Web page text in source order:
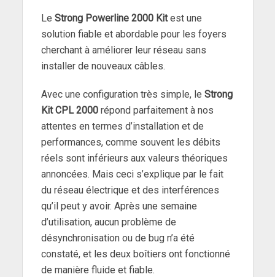
Le Strong Powerline 2000 Kitest une
solution fiable et abordable pour les foyers
cherchant à améliorer leur réseau sans
installer de nouveaux câbles.
Avec une configuration très simple, le Strong
Kit CPL 2000répond parfaitement à nos
attentes en termes d’installation et de
performances, comme souvent les débits
réels sont inférieurs aux valeurs théoriques
annoncées. Mais ceci s’explique par le fait
du réseau électrique et des interférences
qu’il peut y avoir. Après une semaine
d’utilisation, aucun problème de
désynchronisation ou de bug n’a été
constaté, et les deux boîtiers ont fonctionné
de manière fluide et fiable.